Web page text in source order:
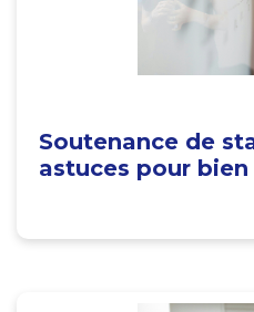
Soutenance de
astuces pour